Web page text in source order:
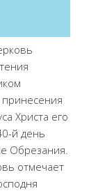
Христа его
й день
Обрезания.
отмечает